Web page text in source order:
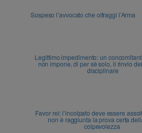
Sospeso l’avvocato che oltraggi l’Arma
Legittimo impedimento: un
non impone, di per sè solo, il rinvio
disciplinare
Favor rei: l’incolpato deve essere
non è raggiunta la prova certa
colpevolezza